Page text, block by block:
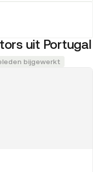
uit Portugal
bijgewerkt